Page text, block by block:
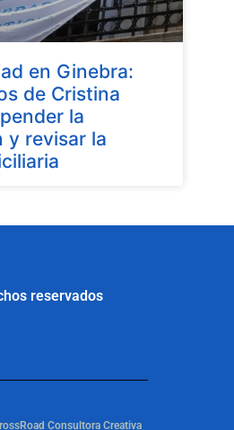
en Ginebra:
de Cristina
la
y revisar la
reservados
Consultora Creativa